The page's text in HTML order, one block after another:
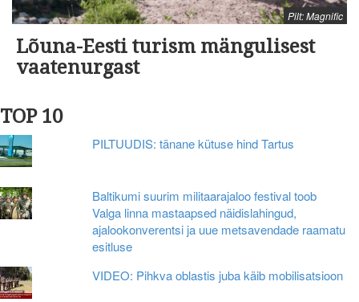
Pilt: Magnific
Lõuna-Eesti turism mängulisest
vaatenurgast
TOP 10
PILTUUDIS: tänane kütuse hind Tartus
Baltikumi suurim militaarajaloo festival toob
Valga linna mastaapsed näidislahingud,
ajalookonverentsi ja uue metsavendade raamatu
esitluse
VIDEO: Pihkva oblastis juba käib mobilisatsioon